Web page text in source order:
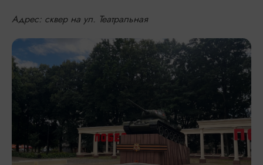
Адрес: сквер на ул. Театральная